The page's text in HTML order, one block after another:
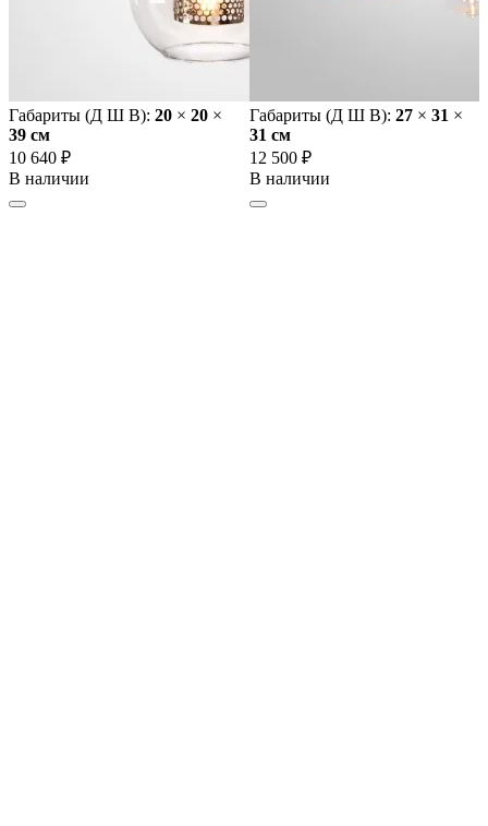
Габариты (Д Ш В): 20 × 20 ×
39 cм
10 640 ₽
В наличии
Габариты (Д Ш В): 27 × 31 ×
31 cм
12 500 ₽
В наличии